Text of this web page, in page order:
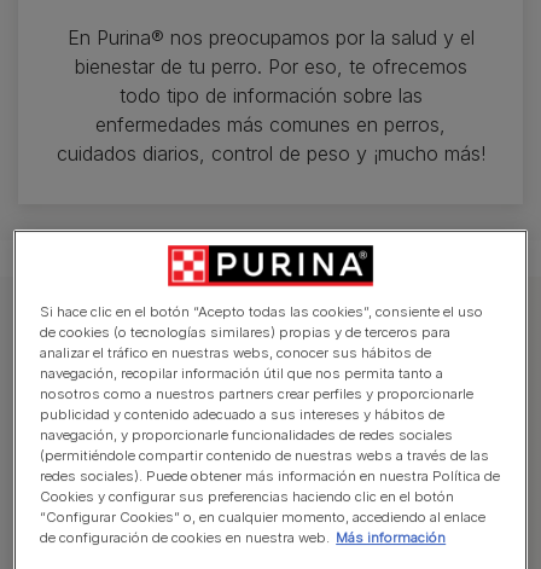
En Purina® nos preocupamos por la salud y el
bienestar de tu perro. Por eso, te ofrecemos
todo tipo de información sobre las
enfermedades más comunes en perros,
cuidados diarios, control de peso y ¡mucho más!
Explorar los consejos de salud
Gestación Aseo y cuidados diarios
Artículos sobre perros
Si hace clic en el botón “Acepto todas las cookies”, consiente el uso
de cookies (o tecnologías similares) propias y de terceros para
analizar el tráfico en nuestras webs, conocer sus hábitos de
navegación, recopilar información útil que nos permita tanto a
nosotros como a nuestros partners crear perfiles y proporcionarle
publicidad y contenido adecuado a sus intereses y hábitos de
navegación, y proporcionarle funcionalidades de redes sociales
(permitiéndole compartir contenido de nuestras webs a través de las
redes sociales). Puede obtener más información en nuestra Política de
Cookies y configurar sus preferencias haciendo clic en el botón
“Configurar Cookies” o, en cualquier momento, accediendo al enlace
de configuración de cookies en nuestra web. Más información